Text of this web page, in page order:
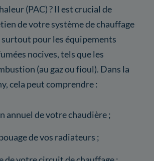
(PAC) ? Il est crucial de
de votre système de chauffage
pour les équipements
nocives, tels que les
(au gaz ou fioul). Dans la
cela peut comprendre :
annuel de votre chaudière ;
de vos radiateurs ;